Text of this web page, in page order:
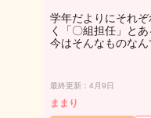
学年だよりにそれ
く「〇組担任」とあ
今はそんなものな
最終更新：4月9日
ままり